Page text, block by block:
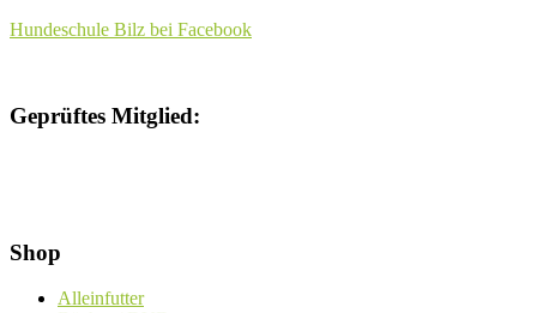
Hundeschule Bilz bei Facebook
Geprüftes Mitglied:
Shop
Alleinfutter